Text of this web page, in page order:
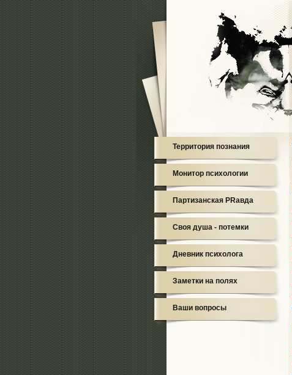
Территория познания
Монитор психологии
Партизанская PRавда
Своя душа - потемки
Дневник психолога
Заметки на полях
Ваши вопросы